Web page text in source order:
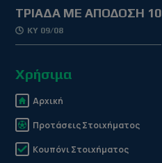
ΤΡΙΑΔΑ ΜΕ ΑΠΟΔΟΣΗ 10
ΚΥ 09/08
Χρήσιμα
Αρχική
Προτάσεις Στοιχήματος
Κουπόνι Στοιχήματος